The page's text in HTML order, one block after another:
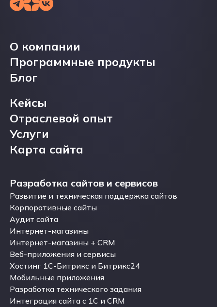
О компании
О компании
Программные продукты
Программные продукты
Блог
Кейсы
Кейсы
Отраслевой опыт
Отраслевой опыт
Услуги
Услуги
Карта сайта
Разработка сайтов и сервисов
Разработка сайтов и сервисов
Развитие и техническая поддержка сайтов
Развитие и техническая поддержка сайтов
Корпоративные сайты
Корпоративные сайты
Аудит сайта
Аудит сайта
Интернет-магазины
Интернет-магазины
Интернет-магазины + CRM
Интернет-магазины + CRM
Веб-приложения и сервисы
Веб-приложения и сервисы
Хостинг 1С-Битрикс и Битрикс24
Хостинг 1С-Битрикс и Битрикс24
Мобильные приложения
Мобильные приложения
Разработка технического задания
Разработка технического задания
Интеграция сайта с 1С и CRM